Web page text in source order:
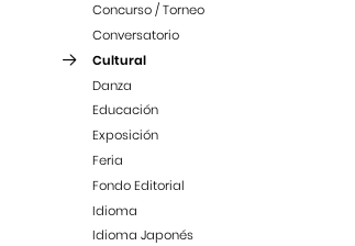
Concurso / Torneo
Conversatorio
Cultural
Danza
Educación
Exposición
Feria
Fondo Editorial
Idioma
Idioma Japonés